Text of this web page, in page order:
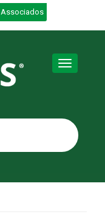
Associados
Toggle